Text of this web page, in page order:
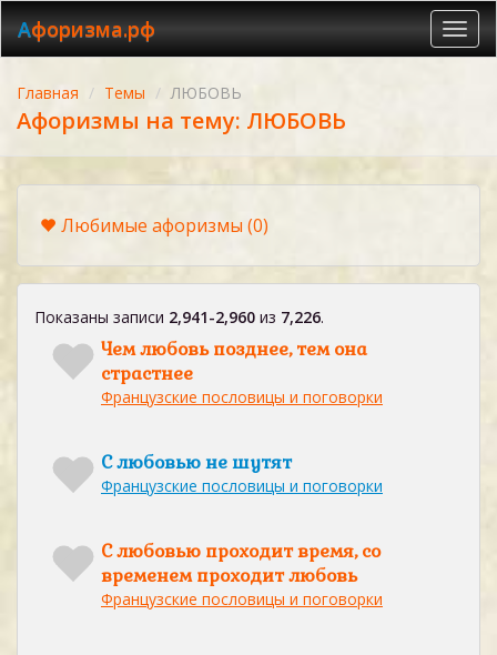
Афоризма.рф
Главная Темы ЛЮБОВЬ
Афоризмы на тему: ЛЮБОВЬ
Любимые афоризмы (0)
Показаны записи 2,941-2,960 из 7,226.
Чем любовь позднее, тем она
страстнее
Французские пословицы и поговорки
С любовью не шутят
Французские пословицы и поговорки
С любовью проходит время, со
временем проходит любовь
Французские пословицы и поговорки